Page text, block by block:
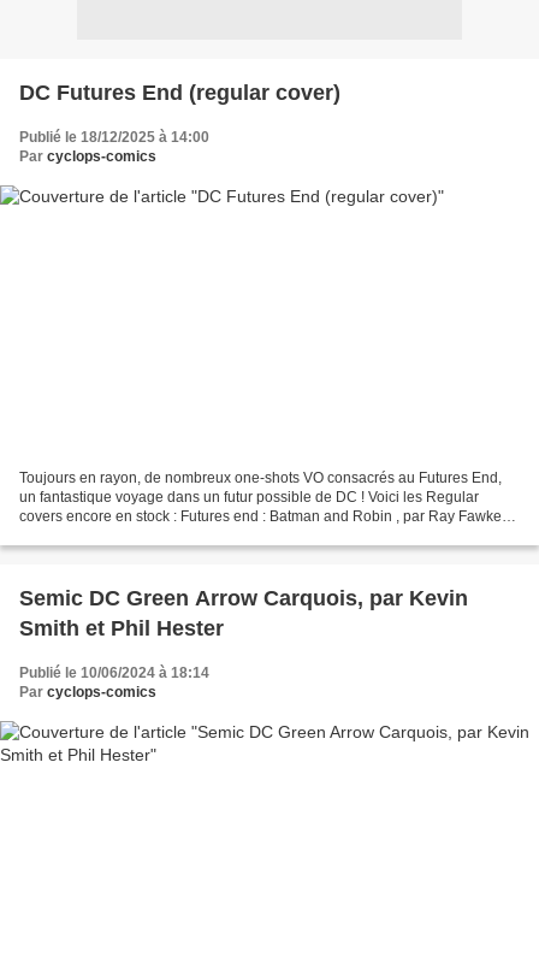
DC Futures End (regular cover)
Publié le 18/12/2025 à 14:00
Par cyclops-comics
Toujours en rayon, de nombreux one-shots VO consacrés au Futures End,
un fantastique voyage dans un futur possible de DC ! Voici les Regular
covers encore en stock : Futures end : Batman and Robin , par Ray Fawkes
Semic DC Green Arrow Carquois, par Kevin
Smith et Phil Hester
Publié le 10/06/2024 à 18:14
Par cyclops-comics